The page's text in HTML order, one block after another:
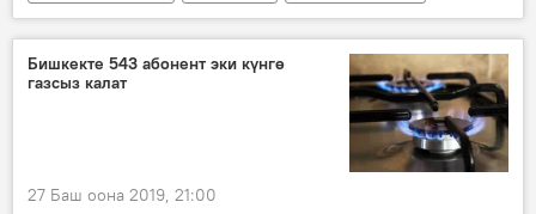
аба ырайы
жаан-чачын
Бишкекте 543 абонент эки күнгө
газсыз калат
27 Баш оона 2019, 21:00